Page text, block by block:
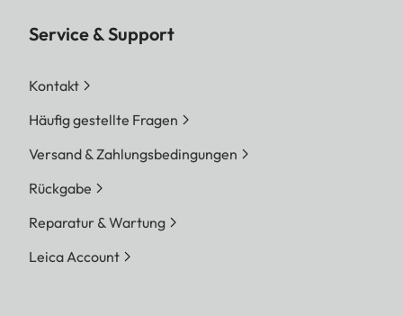
Service & Support
Kontakt
Häufig gestellte Fragen
Versand & Zahlungsbedingungen
Rückgabe
Reparatur & Wartung
Leica Account